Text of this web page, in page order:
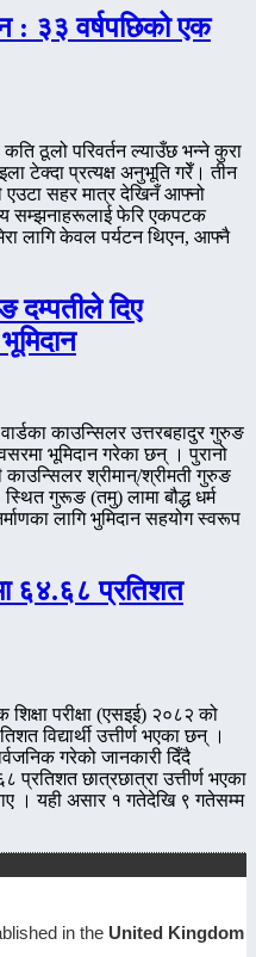
: ३३ वर्षपछिको एक
ठूलो परिवर्तन ल्याउँछ भन्ने कुरा
टेक्दा प्रत्यक्ष अनुभूति गरेँ। तीन
एउटा सहर मात्र देखिनँ आफ्नो
सम्झनाहरूलाई फेरि एकपटक
लागि केवल पर्यटन थिएन, आफ्नै
दम्पतीले दिए
काउन्सिलर उत्तरबहादुर गुरुङ
भूमिदान गरेका छन् । पुरानो
काउन्सिलर श्रीमान्/श्रीमती गुरुङ
गुरूङ (तमु) लामा बौद्ध धर्म
लागि भुमिदान सहयोग स्वरूप
६४.६८ प्रतिशत
शिक्षा परीक्षा (एसइई) २०८२ को
विद्यार्थी उत्तीर्ण भएका छन् ।
गरेको जानकारी दिँदै
प्रतिशत छात्रछात्रा उत्तीर्ण भएका
। यही असार १ गतेदेखि ९ गतेसम्म
in the United Kingdom